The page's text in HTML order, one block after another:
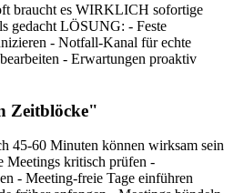
braucht es WIRKLICH sofortige
gedacht LÖSUNG: - Feste
- Notfall-Kanal für echte
- Erwartungen proaktiv
Zeitblöcke"
45-60 Minuten können wirksam sein
kritisch prüfen -
- Meeting-freie Tage einführen